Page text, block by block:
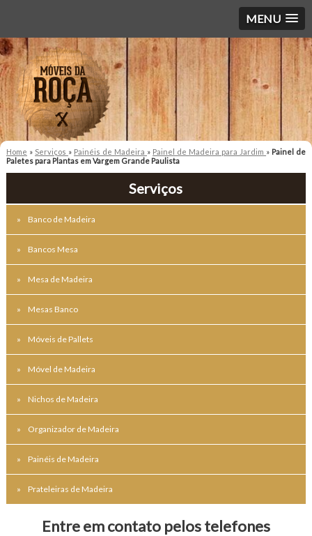
MENU
Home » Serviços » Painéis de Madeira » Painel de Madeira para Jardim » Painel de
Paletes para Plantas em Vargem Grande Paulista
Serviços
Banco de Madeira
Bancos Mesa
Mesa de Madeira
Mesas Banco
Móveis de Pallets
Móvel de Madeira
Nichos de Madeira
Organizador de Madeira
Painéis de Madeira
Prateleiras de Madeira
Entre em contato pelos telefones